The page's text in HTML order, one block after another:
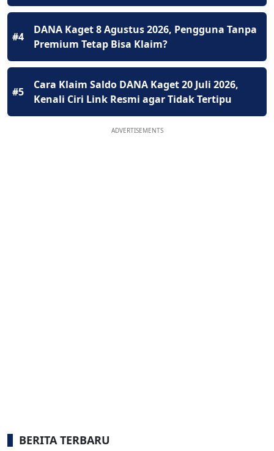
#4
DANA Kaget 8 Agustus 2026, Pengguna Tanpa
Premium Tetap Bisa Klaim?
#5
Cara Klaim Saldo DANA Kaget 20 Juli 2026,
Kenali Ciri Link Resmi agar Tidak Tertipu
ADVERTISEMENTS
BERITA TERBARU